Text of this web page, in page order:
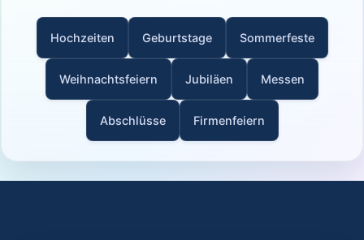
Hochzeiten Geburtstage Sommerfeste
Weihnachtsfeiern Jubiläen Messen
Abschlüsse Firmenfeiern